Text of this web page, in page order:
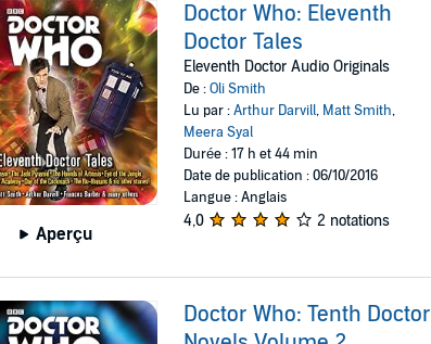
Aperçu
Doctor Who: Eleventh
Doctor Tales
Eleventh Doctor Audio Originals
De :Oli Smith
Lu par :Arthur Darvill, Matt Smith,
Meera Syal
Durée : 17 h et 44 min
Date de publication : 06/10/2016
Langue : Anglais
4,0 2 notations
Doctor Who: Tenth Doctor